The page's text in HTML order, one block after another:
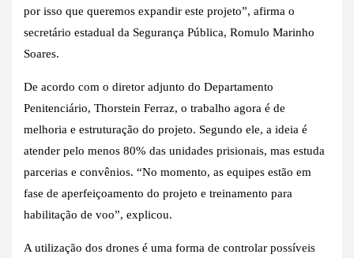
por isso que queremos expandir este projeto”, afirma o
secretário estadual da Segurança Pública, Romulo Marinho
Soares.
De acordo com o diretor adjunto do Departamento
Penitenciário, Thorstein Ferraz, o trabalho agora é de
melhoria e estruturação do projeto. Segundo ele, a ideia é
atender pelo menos 80% das unidades prisionais, mas estuda
parcerias e convênios. “No momento, as equipes estão em
fase de aperfeiçoamento do projeto e treinamento para
habilitação de voo”, explicou.
A utilização dos drones é uma forma de controlar possíveis